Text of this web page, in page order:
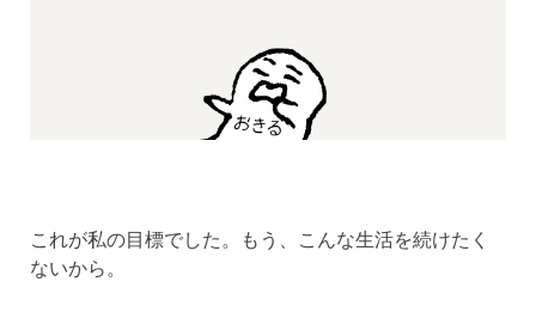
これが私の目標でした。もう、こんな生活を続けたく
ないから。